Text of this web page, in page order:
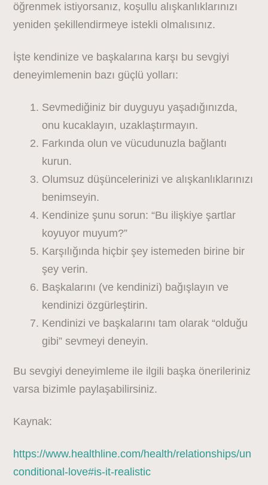
öğrenmek istiyorsanız, koşullu alışkanlıklarınızı
yeniden şekillendirmeye istekli olmalısınız.
İşte kendinize ve başkalarına karşı bu sevgiyi
deneyimlemenin bazı güçlü yolları:
Sevmediğiniz bir duyguyu yaşadığınızda,
onu kucaklayın, uzaklaştırmayın.
Farkında olun ve vücudunuzla bağlantı
kurun.
Olumsuz düşüncelerinizi ve alışkanlıklarınızı
benimseyin.
Kendinize şunu sorun: “Bu ilişkiye şartlar
koyuyor muyum?”
Karşılığında hiçbir şey istemeden birine bir
şey verin.
Başkalarını (ve kendinizi) bağışlayın ve
kendinizi özgürleştirin.
Kendinizi ve başkalarını tam olarak “olduğu
gibi” sevmeyi deneyin.
Bu sevgiyi deneyimleme ile ilgili başka önerileriniz
varsa bizimle paylaşabilirsiniz.
Kaynak:
https://www.healthline.com/health/relationships/un
conditional-love#is-it-realistic